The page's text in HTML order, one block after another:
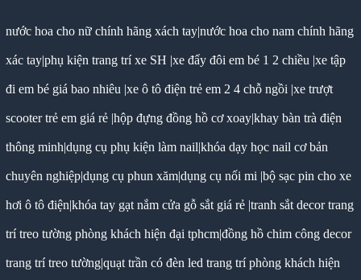
nước hoa cho nữ chính hãng xách tay|nước hoa cho nam chính hãng
xác tay|phụ kiện trang trí xe SH |xe đẩy đôi em bé 1 2 chiều |xe tập
đi em bé giá bao nhiêu |xe ô tô điện trẻ em 2 4 chỗ ngồi |xe trượt
scooter trẻ em giá rẻ|hộp đựng đồng hồ cơ xoay|khay bàn trà điện
thông minh|dụng cụ phụ kiện làm nail|khóa dạy học nail cơ bản
chuyên nghiệp|dụng cụ phun xăm|dụng cụ nối mi |bộ sạc pin cho xe
hơi ô tô điện|khóa tay gạt nắm cửa gỗ sắt giá rẻ|tranh sắt decor trang
trí treo tường phòng khách hiện đại tphcm|đồng hồ chim công decor
trang trí treo tường|quạt trần có đèn led trang trí phòng khách hiện